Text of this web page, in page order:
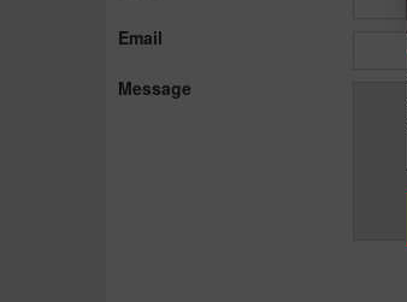
Email
Message